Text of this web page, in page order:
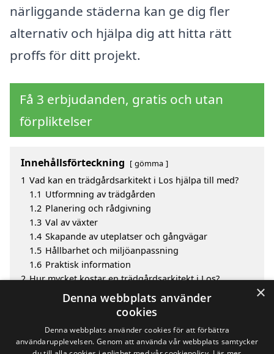
närliggande städerna kan ge dig fler
alternativ och hjälpa dig att hitta rätt
proffs för ditt projekt.
Få 3 erbjudanden, gratis och utan
förpliktelser
Innehållsförteckning gömma
1 Vad kan en trädgårdsarkitekt i Los hjälpa till med?
1.1 Utformning av trädgården
1.2 Planering och rådgivning
1.3 Val av växter
1.4 Skapande av uteplatser och gångvägar
1.5 Hållbarhet och miljöanpassning
1.6 Praktisk information
2 Hur mycket kostar en trädgårdsarkitekt i Los?
Fördelar med att välja trädgårdsarkitekt i Los
Sök efter en skicklig trädgårdsarkitekt i de
omgivande städerna Los
×
Denna webbplats använder
cookies
Denna webbplats använder cookies för att förbättra
användarupplevelsen. Genom att använda vår webbplats samtycker